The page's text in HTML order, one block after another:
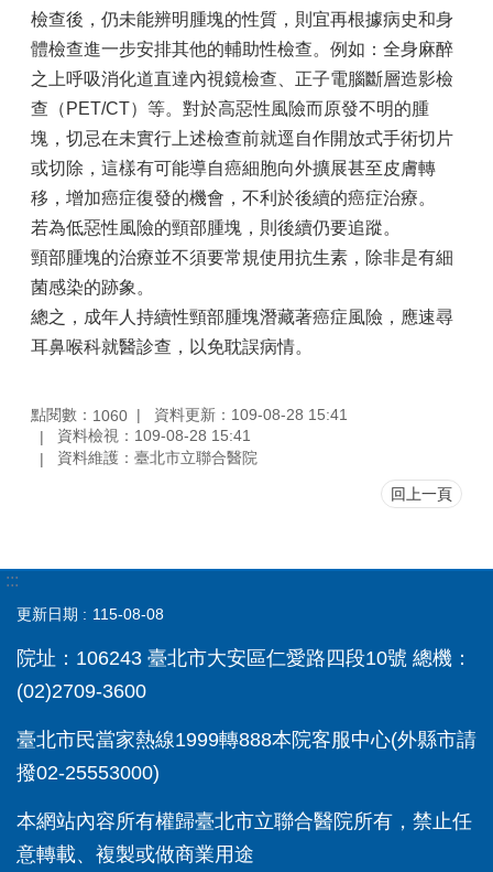
檢查後，仍未能辨明腫塊的性質，則宜再根據病史和身
體檢查進一步安排其他的輔助性檢查。例如：全身麻醉
之上呼吸消化道直達內視鏡檢查、正子電腦斷層造影檢
查（PET/CT）等。對於高惡性風險而原發不明的腫
塊，切忌在未實行上述檢查前就逕自作開放式手術切片
或切除，這樣有可能導自癌細胞向外擴展甚至皮膚轉
移，增加癌症復發的機會，不利於後續的癌症治療。
若為低惡性風險的頸部腫塊，則後續仍要追蹤。
頸部腫塊的治療並不須要常規使用抗生素，除非是有細
菌感染的跡象。
總之，成年人持續性頸部腫塊潛藏著癌症風險，應速尋
耳鼻喉科就醫診查，以免耽誤病情。
點閱數： 1060
資料更新：109-08-28 15:41
資料檢視：109-08-28 15:41
資料維護：臺北市立聯合醫院
回上一頁
:::
更新日期 115-08-08
院址：106243 臺北市大安區仁愛路四段10號 總機：
(02)2709-3600
臺北市民當家熱線1999轉888本院客服中心(外縣市請
撥02-25553000)
本網站內容所有權歸臺北市立聯合醫院所有，禁止任
意轉載、複製或做商業用途